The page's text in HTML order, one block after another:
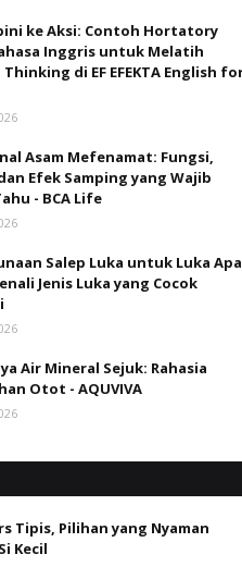
ke Aksi: Contoh Hortatory
Inggris untuk Melatih
di EF EFEKTA English
Asam Mefenamat: Fungsi,
Efek Samping yang Wajib
- BCA Life
Salep Luka untuk Luka Apa
Jenis Luka yang Cocok
Air Mineral Sejuk: Rahasia
Otot - AQUVIVA
Tipis, Pilihan yang Nyaman
Kecil